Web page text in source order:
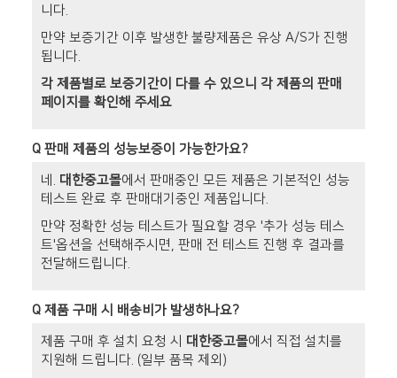
니다.
만약 보증기간 이후 발생한 불량제품은 유상 A/S가 진행
됩니다.
각 제품별로 보증기간이 다를 수 있으니 각 제품의 판매
페이지를 확인해 주세요
Q판매 제품의 성능보증이 가능한가요?
네. 대한중고몰에서 판매중인 모든 제품은 기본적인 성능
테스트 완료 후 판매대기중인 제품입니다.
만약 정확한 성능 테스트가 필요할 경우 '추가 성능 테스
트'옵션을 선택해주시면, 판매 전 테스트 진행 후 결과를
전달해드립니다.
Q제품 구매 시 배송비가 발생하나요?
제품 구매 후 설치 요청 시 대한중고몰에서 직접 설치를
지원해 드립니다. (일부 품목 제외)